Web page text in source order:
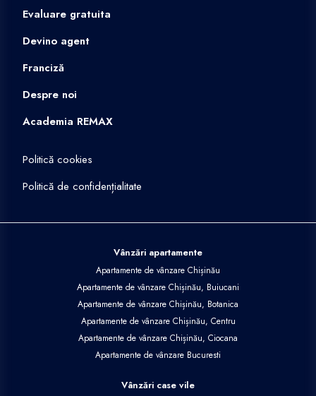
Evaluare gratuita
Devino agent
Franciză
Despre noi
Academia REMAX
Politică cookies
Politică de confidențialitate
Vânzări apartamente
Apartamente de vânzare Chișinău
Apartamente de vânzare Chișinău, Buiucani
Apartamente de vânzare Chișinău, Botanica
Apartamente de vânzare Chișinău, Centru
Apartamente de vânzare Chișinău, Ciocana
Apartamente de vânzare Bucuresti
Vânzări case vile